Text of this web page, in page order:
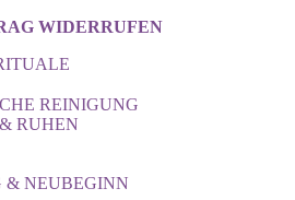
WIDERRUFEN
REINIGUNG
RUHEN
& NEUBEGINN